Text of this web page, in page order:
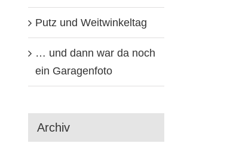
Putz und Weitwinkeltag
… und dann war da noch
ein Garagenfoto
Archiv